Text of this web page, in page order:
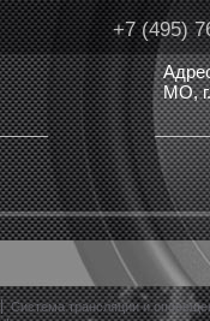
+7 (495)
МО,
Система трансляции и